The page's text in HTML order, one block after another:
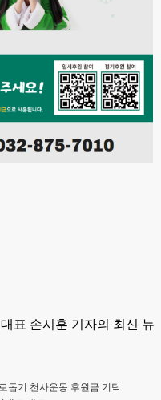
표 손시훈 기자의 최신 뉴
돕기 천사운동 후원금 기탁